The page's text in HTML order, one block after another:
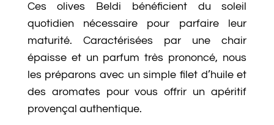
Ces olives Beldi bénéficient du soleil
quotidien nécessaire pour parfaire leur
maturité. Caractérisées par une chair
épaisse et un parfum très prononcé, nous
les préparons avec un simple filet d’huile et
des aromates pour vous offrir un apéritif
provençal authentique.